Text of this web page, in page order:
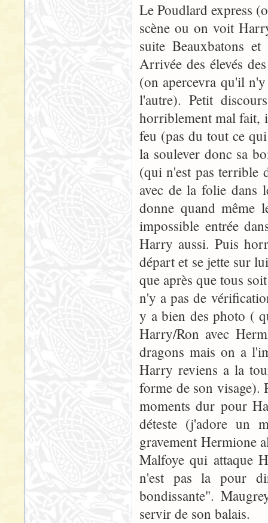
Le Poudlard express
scène ou on voit
suite Beauxbatons
Arrivée des élevés
(on apercevra qu'il
l'autre). Petit
horriblement mal fait,
feu (pas du tout ce
la soulever donc sa
(qui n'est pas terrible
avec de la folie dans
donne quand même
impossible entrée
Harry aussi. Puis
départ et se jette sur
que après que tous
n'y a pas de
y a bien des photo (
Harry/Ron avec
dragons mais on a
Harry reviens a la
forme de son visage).
moments dur pour
déteste (j'adore un
gravement Hermione
Malfoye qui attaque
n'est pas la pour
bondissante".
servir de son balais.